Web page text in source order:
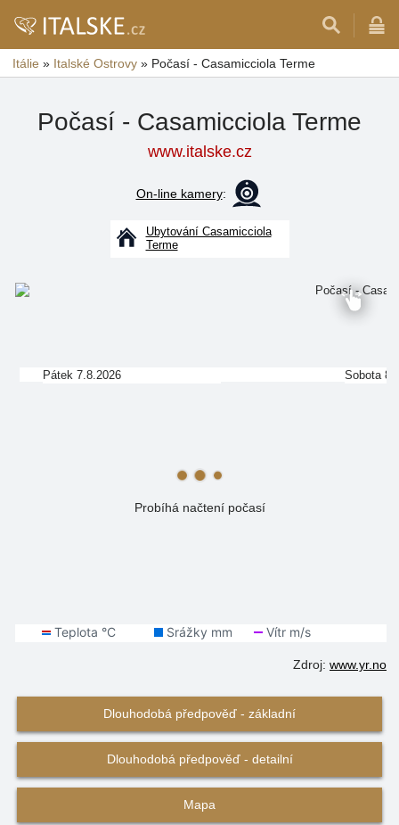
Itálie » Italské Ostrovy » Počasí - Casamicciola Terme
Počasí - Casamicciola Terme
www.italske.cz
On-line kamery:
Ubytování Casamicciola
Terme
Probíhá načtení počasí
Pátek 7.8.2026 Sobota
Zdroj: www.yr.no
Dlouhodobá předpověď - základní
Dlouhodobá předpověď - detailní
Mapa